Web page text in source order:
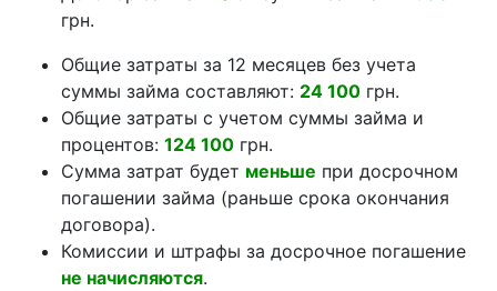
грн.
Общие затраты за 12 месяцев без учета
суммы займа составляют: 24 100 грн.
Общие затраты с учетом суммы займа и
процентов: 124 100 грн.
Сумма затрат будет меньше при досрочном
погашении займа (раньше срока окончания
договора).
Комиссии и штрафы за досрочное погашение
не начисляются.